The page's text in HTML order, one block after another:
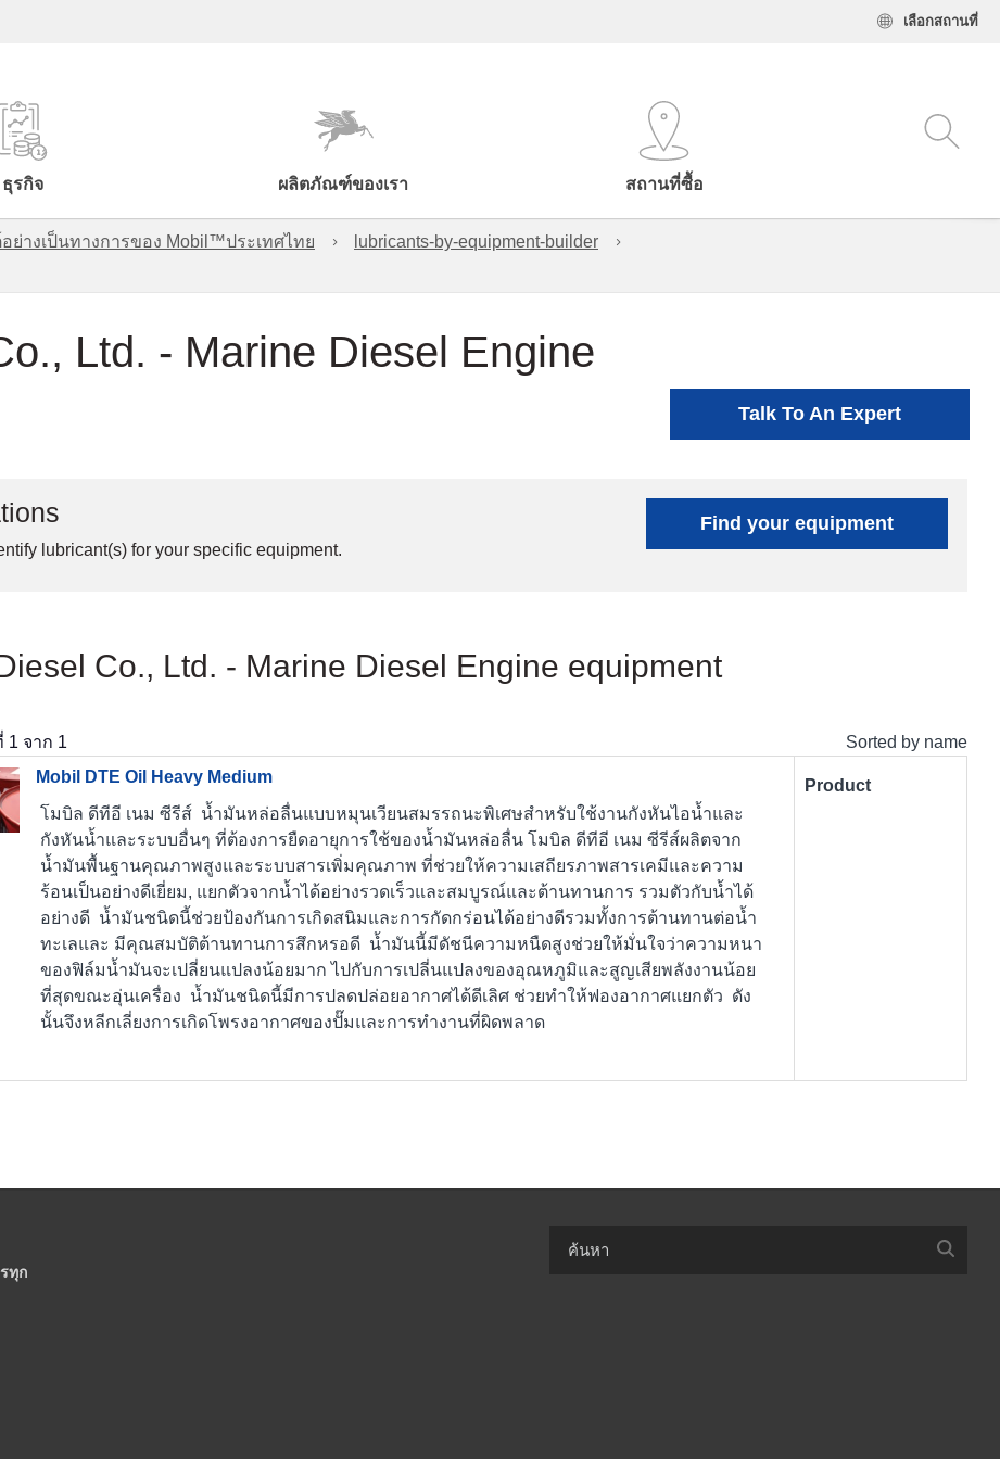
เลือกสถานที่
ธุรกิจ ผลิตภัณฑ์ของเรา สถานที่ซื้อ
งเป็นทางการของ Mobil™ประเทศไทย
lubricants-by-equipment-builder
Ltd. - Marine Diesel Engine
Talk To An Expert
lubricant(s) for your specific equipment.
Find your equipment
Co., Ltd. - Marine Diesel Engine equipment
1 จาก 1
Sorted by name
Mobil DTE Oil Heavy Medium
โมบิล ดีทีอี เนม ซีรีส์ น้ำมันหล่อลื่นแบบหมุนเวียนสมรรถนะพิเศษสำหรับใช้งานกังหันไอน้ำและ
กังหันน้ำและระบบอื่นๆ ที่ต้องการยืดอายุการใช้ของน้ำมันหล่อลื่น โมบิล ดีทีอี เนม ซีรีส์ผลิตจาก
น้ำมันพื้นฐานคุณภาพสูงและระบบสารเพิ่มคุณภาพ ที่ช่วยให้ความเสถียรภาพสารเคมีและความ
ร้อนเป็นอย่างดีเยี่ยม, แยกตัวจากน้ำได้อย่างรวดเร็วและสมบูรณ์และต้านทานการ รวมตัวกับน้ำได้
อย่างดี น้ำมันชนิดนี้ช่วยป้องกันการเกิดสนิมและการกัดกร่อนได้อย่างดีรวมทั้งการต้านทานต่อน้ำ
ทะเลและ มีคุณสมบัติต้านทานการสึกหรอดี น้ำมันนี้มีดัชนีความหนืดสูงช่วยให้มั่นใจว่าความหนา
ของฟิล์มน้ำมันจะเปลี่ยนแปลงน้อยมาก ไปกับการเปลี่นแปลงของอุณหภูมิและสูญเสียพลังงานน้อย
ที่สุดขณะอุ่นเครื่อง น้ำมันชนิดนี้มีการปลดปล่อยอากาศได้ดีเลิศ ช่วยทำให้ฟองอากาศแยกตัว ดัง
นั้นจึงหลีกเลี่ยงการเกิดโพรงอากาศของปั๊มและการทำงานที่ผิดพลาด
Product
ทุก